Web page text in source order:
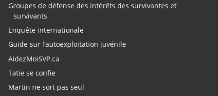
Groupes de défense des intérêts des survivantes et
survivants
Enquête internationale
Guide sur l’autoexploitation juvénile
AidezMoiSVP.ca
Tatie se confie
Martin ne sort pas seul